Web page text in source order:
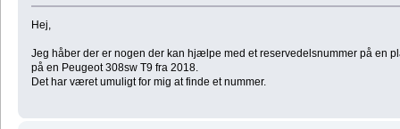
Hej,
Jeg håber der er nogen der kan hjælpe med et reservedelsnummer på en
på en Peugeot 308sw T9 fra 2018.
Det har været umuligt for mig at finde et nummer.